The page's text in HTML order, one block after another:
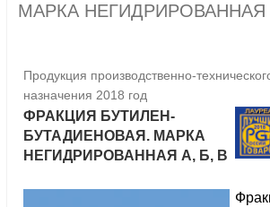
МАРКА НЕГИДРИРОВАННАЯ
Продукция производственно-
назначения 2018 год
ФРАКЦИЯ БУТИЛЕН-
БУТАДИЕНОВАЯ. МАРКА
НЕГИДРИРОВАННАЯ А, Б, В